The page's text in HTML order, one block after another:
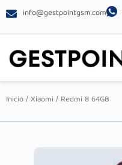
info@gestpointgsm.com
Inicio/Xiaomi / Redmi 8 64GB